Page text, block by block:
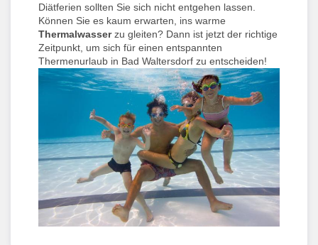
Diätferien sollten Sie sich nicht entgehen lassen.
Können Sie es kaum erwarten, ins warme
Thermalwasserzu gleiten? Dann ist jetzt der richtige
Zeitpunkt, um sich für einen entspannten
Thermenurlaub in Bad Waltersdorf zu entscheiden!